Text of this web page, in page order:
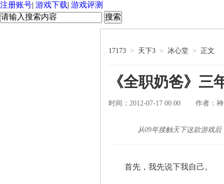
注册账号| 游戏下载| 游戏评测
17173 > 天下3 > 冰心堂 > 正文
《全职奶爸》三
时间：2012-07-17 00:00 作者：
从09年接触天下这款游戏
首先，我先说下我自己。